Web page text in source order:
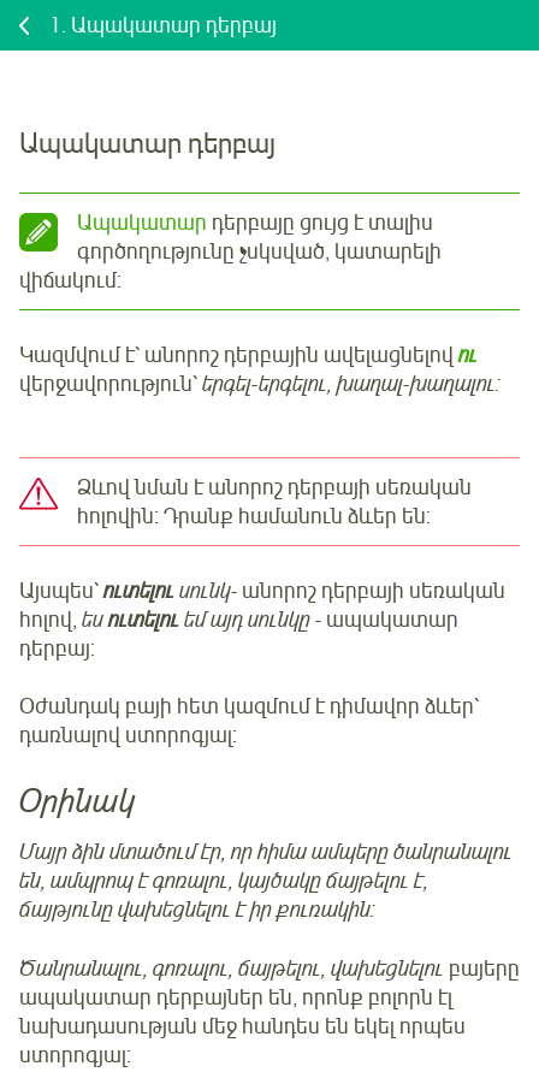
1. Ապակատար դերբայ
Ապակատար դերբայ
Ապակատար դերբայը ցույց է տալիս
գործողությունը չսկսված, կատարելի
վիճակում:
Կազմվում է՝ անորոշ դերբային ավելացնելովու
վերջավորություն՝երգել-երգելու, խաղալ-խաղալու:
Ձևով նման է անորոշ դերբայի սեռական
հոլովին: Դրանք համանուն ձևեր են:
Այսպես՝ուտելուսունկ- անորոշ դերբայի սեռական
հոլով, եսուտելուեմ այդ սունկը- ապակատար
դերբայ:
Օժանդակ բայի հետ կազմում է դիմավոր ձևեր՝
դառնալով ստորոգյալ:
Օրինակ
Մայր ձին մտածում էր, որ հիմա ամպերը ծանրանալու
են, ամպրոպ է գոռալու, կայծակը ճայթելու է,
ճայթյունը վախեցնելու է իր քուռակին:
Ծանրանալու, գոռալու, ճայթելու, վախեցնելու բայերը
ապակատար դերբայներ են, որոնք բոլորն էլ
նախադասության մեջ հանդես են եկել որպես
ստորոգյալ: